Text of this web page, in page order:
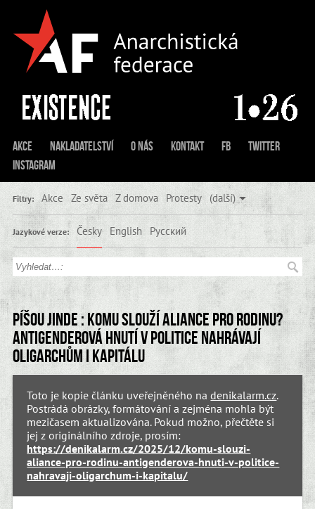
Akce Nakladatelství O nás Kontakt FB
Twitter
Instagram
Filtry: Akce Ze světa Z domova Protesty (další)
Jazykové verze: Česky English Русский
Píšou jinde : Komu slouží Aliance pro rodinu?
Antigenderová hnutí v politice nahrávají
oligarchům i kapitálu
Toto je kopie článku uveřejněného nadenikalarm.cz.
Postrádá obrázky, formátování a zejména mohla být
mezičasem aktualizována. Pokud možno, přečtěte si
jej z originálního zdroje, prosím:
https://denikalarm.cz/2025/12/komu-slouzi-
aliance-pro-rodinu-antigenderova-hnuti-v-politice-
nahravaji-oligarchum-i-kapitalu/